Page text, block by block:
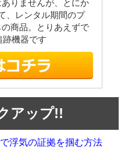
りませんが、とにか
、レンタル期間のプ
商品。とりあえずで
跡機器です
アップ!!
浮気の証拠を掴む方法